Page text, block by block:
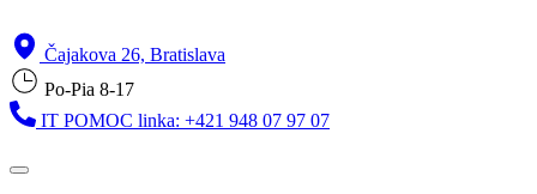
Čajakova 26, Bratislava
Po-Pia 8-17
IT POMOC linka: +421 948 07 97 07